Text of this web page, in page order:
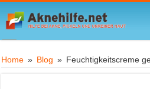
Home » Blog » Feuchtigkeitscreme